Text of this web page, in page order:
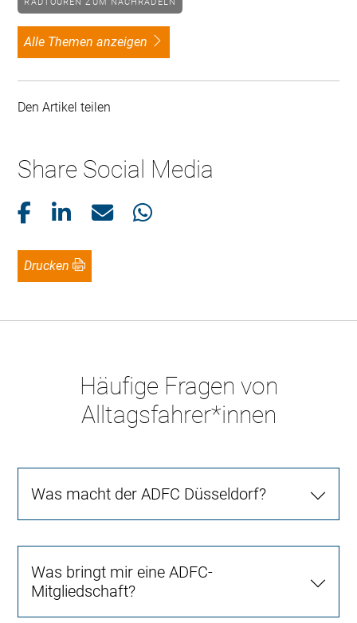
alle Themen anzeigen
Den Artikel teilen
Share Social Media
Drucken
Häufige Fragen von
Alltagsfahrer*innen
Was macht der ADFC Düsseldorf?
Was bringt mir eine ADFC-
Mitgliedschaft?